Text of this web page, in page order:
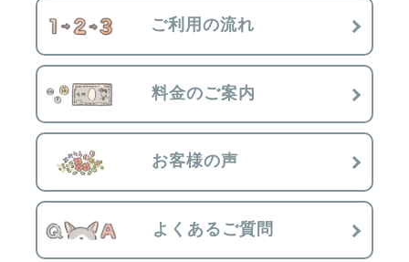
ご利用の流れ
料金のご案内
お客様の声
よくあるご質問